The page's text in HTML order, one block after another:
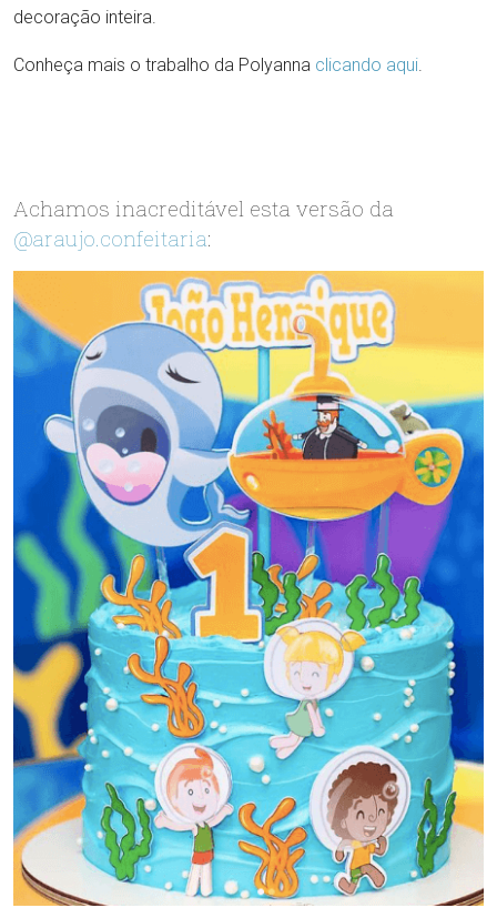
decoração inteira.
Conheça mais o trabalho da Polyanna clicando aqui.
Achamos inacreditável esta versão da
@araujo.confeitaria: